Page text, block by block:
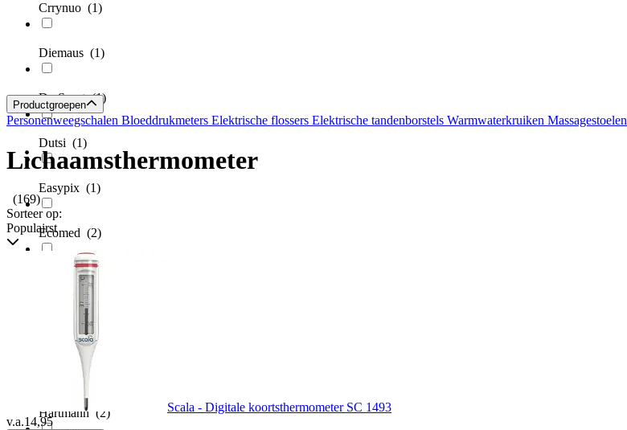
Crrynuo (1)
Diemaus (1)
Dr. Senst(1)
Dutsi (1)
Easypix (1)
Ecomed (2)
(2)
Geratherm
Grundig (3)
Hartmann (2)
Productgroepen
Personenweegschalen Bloeddrukmeters Elektrische flossers Elektrische tandenborstels Warmwaterkruiken Massagestoelen
Lichaamsthermometer
(169)
Sorteer op:
Populairst
Scala - Digitale koortsthermometer SC 1493
v.a.14,95